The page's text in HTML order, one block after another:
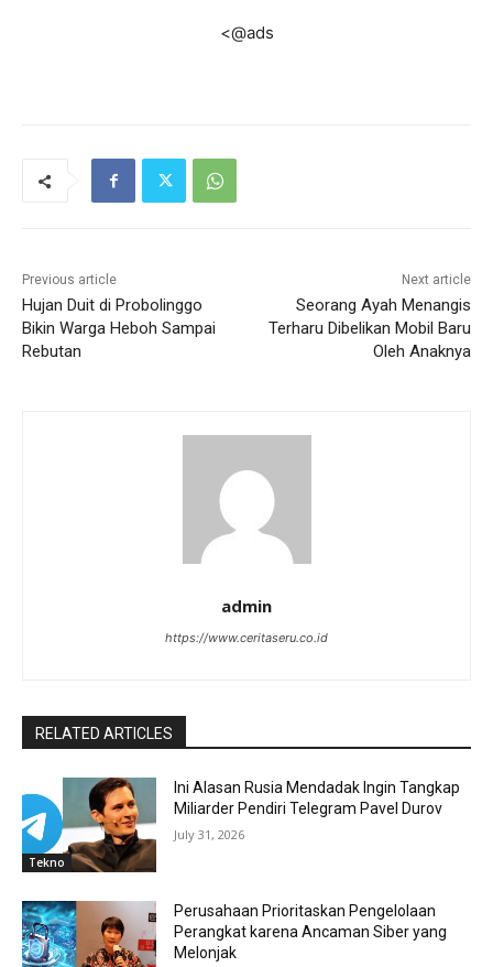
<@ads
Previous article
Hujan Duit di Probolinggo
Bikin Warga Heboh Sampai
Rebutan
Next article
Seorang Ayah Menangis
Terharu Dibelikan Mobil Baru
Oleh Anaknya
admin
https://www.ceritaseru.co.id
RELATED ARTICLES
Tekno
Ini Alasan Rusia Mendadak Ingin Tangkap
Miliarder Pendiri Telegram Pavel Durov
July 31, 2026
Perusahaan Prioritaskan Pengelolaan
Perangkat karena Ancaman Siber yang
Melonjak